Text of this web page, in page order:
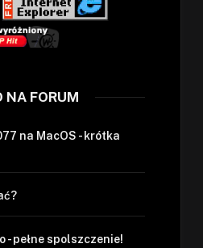
NA FORUM
na MacOS - krótka
pełne spolszczenie!